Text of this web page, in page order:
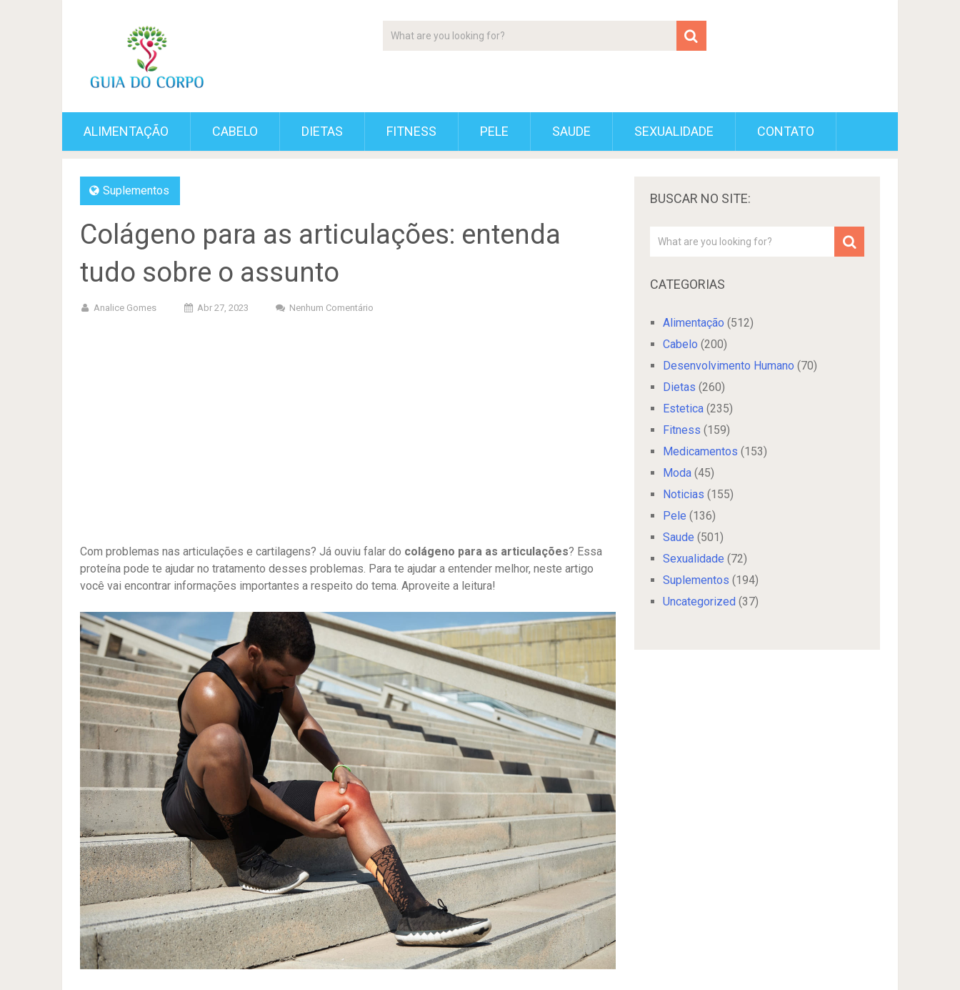
ALIMENTAÇÃO CABELO DIETAS FITNESS PELE SAUDE SEXUALIDADE CONTATO
Suplementos
Colágeno para as articulações: entenda
tudo sobre o assunto
Analice Gomes Abr 27, 2023 Nenhum Comentário
Com problemas nas articulações e cartilagens? Já ouviu falar do colágeno para as articulações? Essa
proteína pode te ajudar no tratamento desses problemas. Para te ajudar a entender melhor, neste artigo
você vai encontrar informações importantes a respeito do tema. Aproveite a leitura!
BUSCAR NO SITE:
CATEGORIAS
Alimentação (512)
Cabelo (200)
Desenvolvimento Humano (70)
Dietas (260)
Estetica (235)
Fitness (159)
Medicamentos (153)
Moda (45)
Noticias (155)
Pele (136)
Saude (501)
Sexualidade (72)
Suplementos (194)
Uncategorized (37)